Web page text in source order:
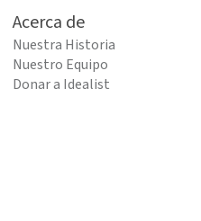
Acerca de
Nuestra Historia
Nuestro Equipo
Donar a Idealist